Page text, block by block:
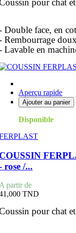
pour chat
Double face, en
Rembourrage doux
Lavable en
Aperçu rapide
Ajouter au panier
Disponible
rose /...
partir de
TND
pour chat